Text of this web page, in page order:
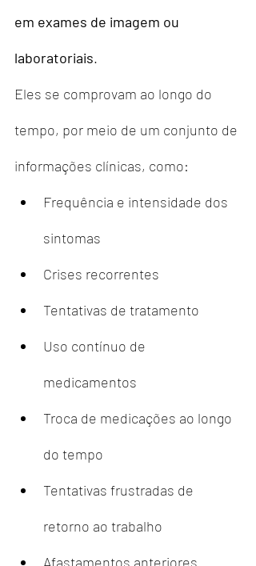
em exames de imagem ou
laboratoriais.
Eles se comprovam ao longo do
tempo, por meio de um conjunto de
informações clínicas, como:
Frequência e intensidade dos
sintomas
Crises recorrentes
Tentativas de tratamento
Uso contínuo de
medicamentos
Troca de medicações ao longo
do tempo
Tentativas frustradas de
retorno ao trabalho
Afastamentos anteriores